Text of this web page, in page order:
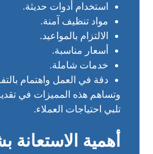
استخدام أدوات حديثة.
مواد تنظيف آمنة.
الالتزام بالمواعيد.
أسعار مناسبة.
خدمات شاملة.
دقة في العمل واهتمام
وتساهم هذه المميزات في
تلبي احتياجات العملاء.
أهمية